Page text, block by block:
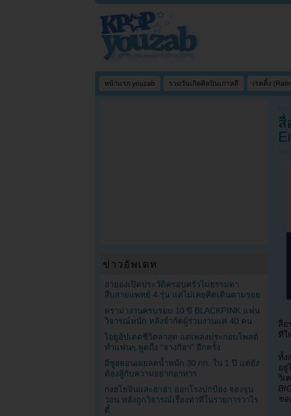
หน้าแรก youzab รวมวันเกิดศิลปินเกาหลี เรตติ้ง
สื่
สื่อ
ที่ใ
ทั้ง
อ
วิเ
ขอ
ข่าวอัพเดท
ฮายองเปิดประวัติครอบครัวไม่ธรรมดา
สืบสายแพทย์ 4 รุ่น แต่ไม่เคยคิดเดินตามรอย
ดราม่างานครบรอบ 10 ปี BLACKPINK แฟน
วิจารณ์หนัก หลังจำกัดผู้ร่วมงานแค่ 40 คน
ไอยูอัปเดตชีวิตล่าสุด แต่เพลงประกอบโพสต์
ทำแฟนๆ พูดถึง “จางกีฮา” อีกครั้ง
อีซูฮยอนเผยลดน้ำหนัก 30 กก. ใน 1 ปี แต่ยัง
ต้องสู้กับความอยากอาหาร
กงฮโยจินและฮาฮ่า ออกโรงปกป้อง จองจุน
วอน หลังถูกวิจารณ์เรื่องท่าทีในรายการวาไร
ตี้